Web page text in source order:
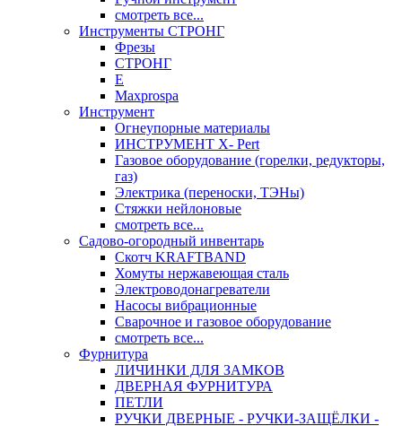
смотреть все...
Инструменты СТРОНГ
Фрезы
СТРОНГ
Е
Maxprospa
Инструмент
Огнеупорные материалы
ИНСТРУМЕНТ X- Pert
Газовое оборудование (горелки, редукторы,
газ)
Электрика (переноски, ТЭНы)
Стяжки нейлоновые
смотреть все...
Садово-огородный инвентарь
Скотч KRAFTBAND
Хомуты нержавеющая сталь
Электроводонагреватели
Насосы вибрационные
Сварочное и газовое оборудование
смотреть все...
Фурнитура
ЛИЧИНКИ ДЛЯ ЗАМКОВ
ДВЕРНАЯ ФУРНИТУРА
ПЕТЛИ
РУЧКИ ДВЕРНЫЕ - РУЧКИ-ЗАЩЁЛКИ -